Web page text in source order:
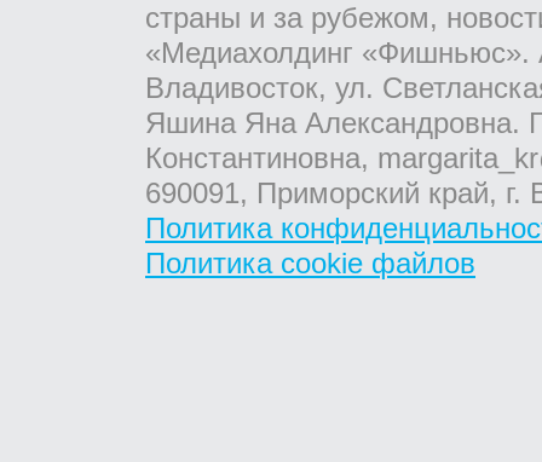
страны и за рубежом,
«Медиахолдинг «Фишньюс».
Владивосток, ул.
Яшина Яна Александровна.
Константиновна,
690091, Приморский край,
Политика
Политика cookie файлов